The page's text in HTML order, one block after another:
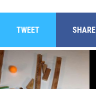
TWEET SHARE